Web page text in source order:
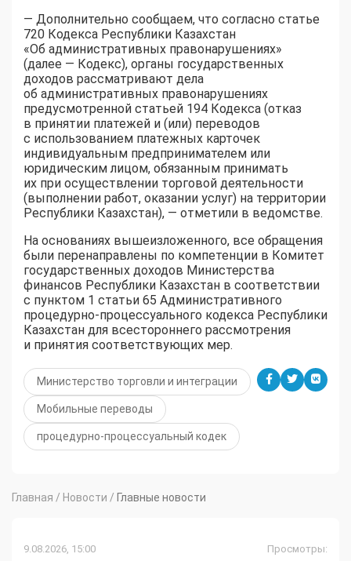
— Дополнительно сообщаем, что согласно статье
720 Кодекса Республики Казахстан
«Об административных правонарушениях»
(далее — Кодекс), органы государственных
доходов рассматривают дела
об административных правонарушениях
предусмотренной статьей 194 Кодекса (отказ
в принятии платежей и (или) переводов
с использованием платежных карточек
индивидуальным предпринимателем или
юридическим лицом, обязанным принимать
их при осуществлении торговой деятельности
(выполнении работ, оказании услуг) на территории
Республики Казахстан), — отметили в ведомстве.
На основаниях вышеизложенного, все обращения
были перенаправлены по компетенции в Комитет
государственных доходов Министерства
финансов Республики Казахстан в соответствии
с пунктом 1 статьи 65 Административного
процедурно-процессуального кодекса Республики
Казахстан для всестороннего рассмотрения
и принятия соответствующих мер.
Министерство торговли и интеграции
Мобильные переводы
процедурно-процессуальный кодек
Главная / Новости / Главные новости
9.08.2026, 15:00 Просмотры: